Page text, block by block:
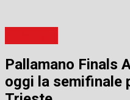
Pallamano Finals
oggi la semifinale